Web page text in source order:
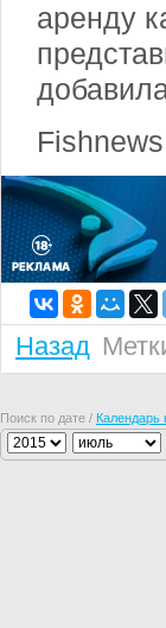
аренду
Fishnews
Назад
Поиск по дате / Календарь